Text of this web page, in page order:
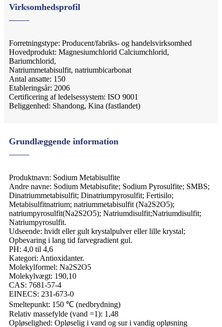
Virksomhedsprofil
Forretningstype: Producent/fabriks- og handelsvirksomhed
Hovedprodukt: Magnesiumchlorid Calciumchlorid,
Bariumchlorid,
Natriummetabisulfit, natriumbicarbonat
Antal ansatte: 150
Etableringsår: 2006
Certificering af ledelsessystem: ISO 9001
Beliggenhed: Shandong, Kina (fastlandet)
Grundlæggende information
Produktnavn: Sodium Metabisulfite
Andre navne: Sodium Metabisufite; Sodium Pyrosulfite; SMBS;
Dinatriummetabisulfit; Dinatriumpyrosulfit; Fertisilo;
Metabisulfitnatrium; natriummetabisulfit (Na2S2O5);
natriumpyrosulfit(Na2S2O5); Natriumdisulfit;Natriumdisulfit;
Natriumpyrosulfit.
Udseende: hvidt eller gult krystalpulver eller lille krystal;
Opbevaring i lang tid farvegradient gul.
PH: 4,0 til 4,6
Kategori: Antioxidanter.
Molekylformel: Na2S2O5
Molekylvægt: 190,10
CAS: 7681-57-4
EINECS: 231-673-0
Smeltepunkt: 150 ℃ (nedbrydning)
Relativ massefylde (vand =1): 1,48
Opløselighed: Opløselig i vand og sur i vandig opløsning